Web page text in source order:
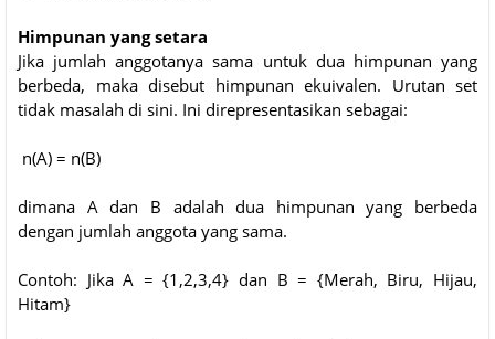
Himpunan yang setara
Jika jumlah anggotanya sama untuk dua himpunan yang
berbeda, maka disebut himpunan ekuivalen. Urutan set
tidak masalah di sini. Ini direpresentasikan sebagai:
n(A) = n(B)
dimana A dan B adalah dua himpunan yang berbeda
dengan jumlah anggota yang sama.
Contoh: Jika A = {1,2,3,4} dan B = {Merah, Biru, Hijau,
Hitam}